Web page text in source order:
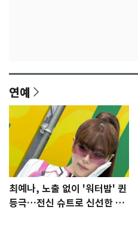
연예
최예나, 노출 없이 '워터밤' 퀸
등극…전신 슈트로 신선한 충